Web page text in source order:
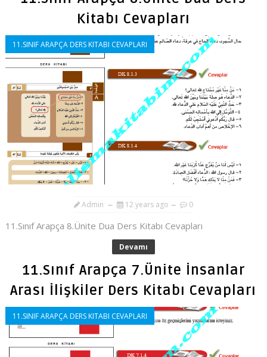
Kitabı Cevapları
11.SINIF ARAPÇA DERS KITABI CEVAPLARI
Admin 12 years ago 0
11.Sınıf Arapça 8.Ünite Dua Ders Kitabı Cevapları
Devamı
11.Sınıf Arapça 7.Ünite İnsanlar
Arası İlişkiler Ders Kitabı Cevapları
11.SINIF ARAPÇA DERS KITABI CEVAPLARI